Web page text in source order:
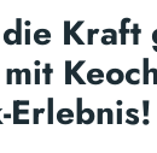
Erlebnis!